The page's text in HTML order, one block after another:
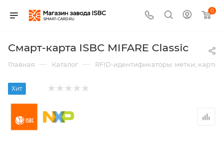
0
Смарт-карта ISBC MIFARE Classic
Главная — Каталог — RFID-идентификаторы: метки,
Хит